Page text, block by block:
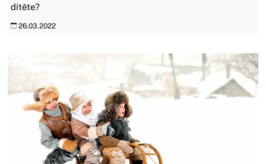
dítěte?
26.03.2022